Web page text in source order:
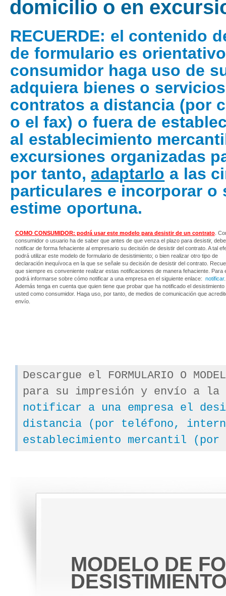
domicilio o en
RECUERDE: el contenido
de formulario es
consumidor haga uso de
adquiera bienes o
contratos a distancia (por
o el fax) o fuera de
al establecimiento
excursiones organizadas
por tanto, adaptarlo a las
particulares e incorporar
estime oportuna.
COMO CONSUMIDOR: podrá usar este modelo para desistir de un contrato.
consumidor o usuario ha de saber que antes de que venza el plazo para desistir,
notificar de forma fehaciente al empresario su decisión de desistir del contrato. A tal
podrá utilizar este modelo de formulario de desistimiento; o bien realizar otro tipo de
declaración inequívoca en la que se señale su decisión de desistir del contrato.
que siempre es conveniente realizar estas notificaciones de manera fehaciente. Para
podrá informarse sobre cómo notificar a una empresa en el siguiente enlace: notificar.
Además tenga en cuenta que quien tiene que probar que ha notificado el desistimiento
usted como consumidor. Haga uso, por tanto, de medios de comunicación que
envío.
Descargue el FORMULARIO O
para su impresión y envío a la
notificar a una empresa el
distancia (por teléfono,
establecimiento mercantil
MODELO DE